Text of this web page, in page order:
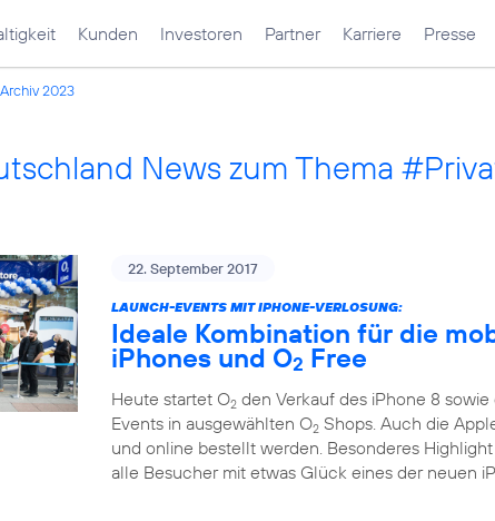
Kunden Investoren Partner Karriere Presse
Archiv 2023
News zum Thema
22. September 2017
LAUNCH-EVENTS MIT IPHONE-VERLOSUNG:
Ideale Kombination für die
iPhones und O2 Free
Heute startet O2 den Verkauf des iPhone 8
Events in ausgewählten O2 Shops. Auch die
und online bestellt werden. Besonderes
alle Besucher mit etwas Glück eines der neuen